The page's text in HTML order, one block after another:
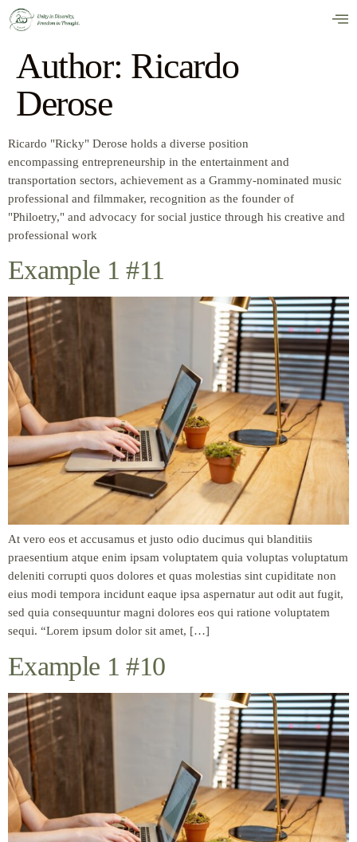
Author: Ricardo
Derose
Ricardo "Ricky" Derose holds a diverse position
encompassing entrepreneurship in the entertainment and
transportation sectors, achievement as a Grammy-nominated music
professional and filmmaker, recognition as the founder of
"Philoetry," and advocacy for social justice through his creative and
professional work
Example 1 #11
At vero eos et accusamus et justo odio ducimus qui blanditiis
praesentium atque enim ipsam voluptatem quia voluptas voluptatum
deleniti corrupti quos dolores et quas molestias sint cupiditate non
eius modi tempora incidunt eaque ipsa aspernatur aut odit aut fugit,
sed quia consequuntur magni dolores eos qui ratione voluptatem
sequi. “Lorem ipsum dolor sit amet, […]
Example 1 #10